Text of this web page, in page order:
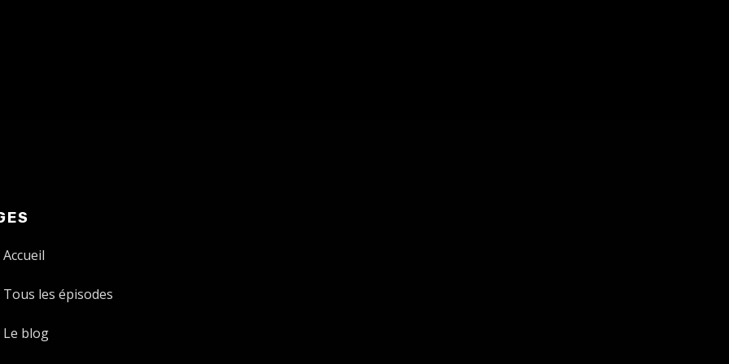
Accueil
Tous les épisodes
Le blog